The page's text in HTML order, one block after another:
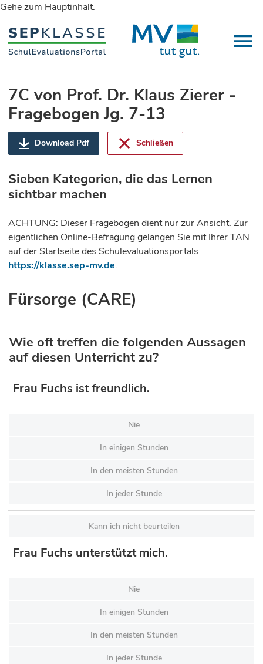
Gehe zum Hauptinhalt.
7C von Prof. Dr. Klaus Zierer -
Fragebogen Jg. 7-13
Download Pdf Schließen
Sieben Kategorien, die das Lernen
sichtbar machen
ACHTUNG: Dieser Fragebogen dient nur zur Ansicht. Zur
eigentlichen Online-Befragung gelangen Sie mit Ihrer TAN
auf der Startseite des Schulevaluationsportals
https://klasse.sep-mv.de.
Fürsorge (CARE)
Wie oft treffen die folgenden Aussagen
auf diesen Unterricht zu?
Frau Fuchs ist freundlich.
Nie
In einigen Stunden
In den meisten Stunden
In jeder Stunde
Kann ich nicht beurteilen
Frau Fuchs unterstützt mich.
Nie
In einigen Stunden
In den meisten Stunden
In jeder Stunde